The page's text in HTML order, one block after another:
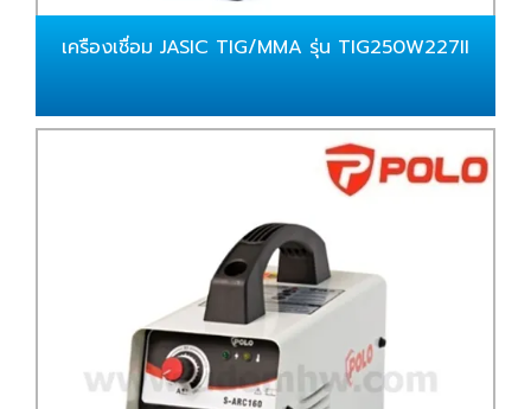
เครืองเชื่อม JASIC TIG/MMA รุ่น TIG250W227II